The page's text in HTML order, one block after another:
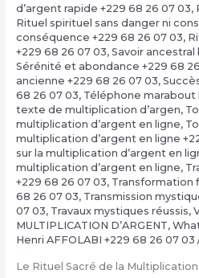
d’argent rapide +229 68 26 07 03,
Rituel spirituel sans danger ni
conséquence +229 68 26 07 03,
+229 68 26 07 03, Savoir ancestral
Sérénité et abondance +229 68
ancienne +229 68 26 07 03,
68 26 07 03, Téléphone marabout
texte de multiplication d’argen,
multiplication d’argent en ligne,
multiplication d’argent en ligne
sur la multiplication d’argent en
multiplication d’argent en ligne,
+229 68 26 07 03, Transformation
68 26 07 03, Transmission
07 03, Travaux mystiques réussis,
MULTIPLICATION D’ARGENT,
Henri AFFOLABI +229 68 26 07 03
Le Rituel Sacré de la